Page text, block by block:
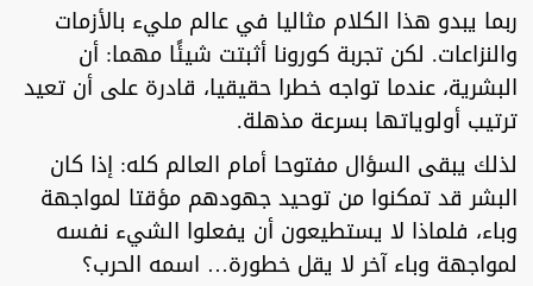
ربما يبدو هذا الكلام مثاليا في عالم مليء بالأزمات
والنزاعات. لكن تجربة كورونا أثبتت شيئًا مهما: أن
البشرية، عندما تواجه خطرا حقيقيا، قادرة على أن تعيد
ترتيب أولوياتها بسرعة مذهلة.
لذلك يبقى السؤال مفتوحا أمام العالم كله: إذا كان
البشر قد تمكنوا من توحيد جهودهم مؤقتا لمواجهة
وباء، فلماذا لا يستطيعون أن يفعلوا الشيء نفسه
لمواجهة وباء آخر لا يقل خطورة… اسمه الحرب؟